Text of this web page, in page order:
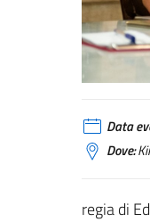
Data
Dove:
regia di